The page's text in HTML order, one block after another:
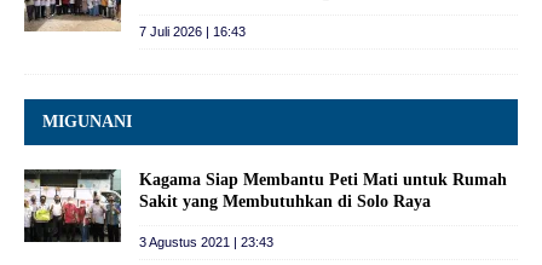
7 Juli 2026 | 16:43
MIGUNANI
Kagama Siap Membantu Peti Mati untuk Rumah
Sakit yang Membutuhkan di Solo Raya
3 Agustus 2021 | 23:43